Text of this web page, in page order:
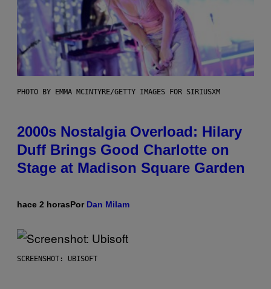
PHOTO BY EMMA MCINTYRE/GETTY IMAGES FOR SIRIUSXM
2000s Nostalgia Overload: Hilary
Duff Brings Good Charlotte on
Stage at Madison Square Garden
hace 2 horasPor Dan Milam
SCREENSHOT: UBISOFT